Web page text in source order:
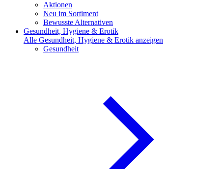
Aktionen
Neu im Sortiment
Bewusste Alternativen
Gesundheit, Hygiene & Erotik
Alle Gesundheit, Hygiene & Erotik anzeigen
Gesundheit